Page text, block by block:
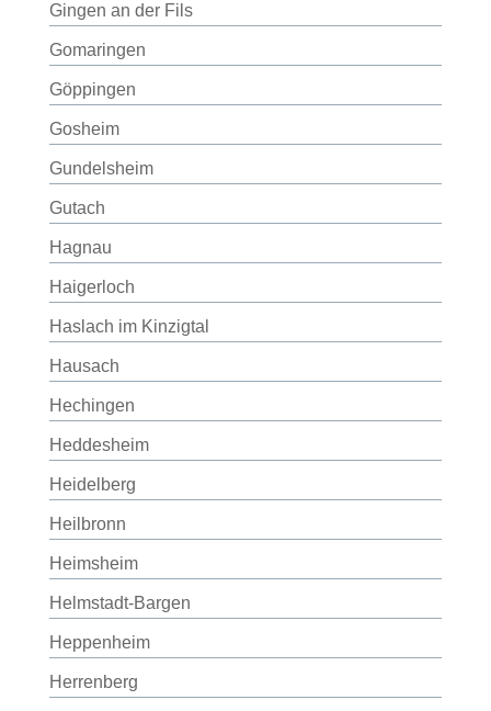
Gingen an der Fils
Gomaringen
Göppingen
Gosheim
Gundelsheim
Gutach
Hagnau
Haigerloch
Haslach im Kinzigtal
Hausach
Hechingen
Heddesheim
Heidelberg
Heilbronn
Heimsheim
Helmstadt-Bargen
Heppenheim
Herrenberg